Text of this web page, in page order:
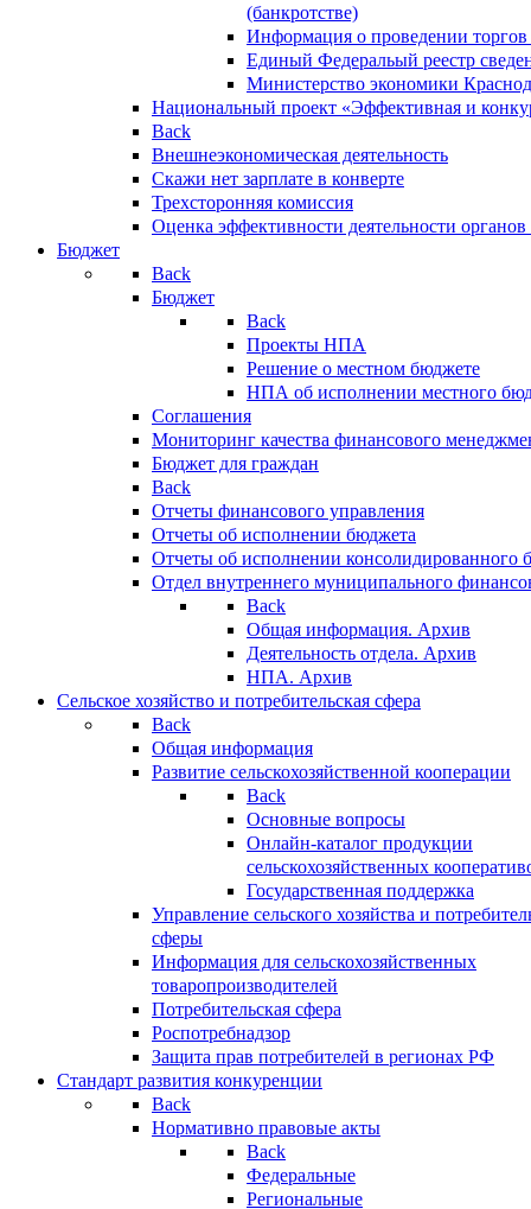
(банкротстве)
Информация о проведении
Единый Федеральый реестр
Министерство экономики
Национальный проект «Эффективная и
Back
Внешнеэкономическая деятельность
Скажи нет зарплате в конверте
Трехсторонняя комиссия
Оценка эффективности деятельности
Бюджет
Back
Бюджет
Back
Проекты НПА
Решение о местном бюджете
НПА об исполнении местного
Соглашения
Мониторинг качества финансового
Бюджет для граждан
Back
Отчеты финансового управления
Отчеты об исполнении бюджета
Отчеты об исполнении консолидированного
Отдел внутреннего муниципального
Back
Общая информация. Архив
Деятельность отдела. Архив
НПА. Архив
Сельское хозяйство и потребительская сфера
Back
Общая информация
Развитие сельскохозяйственной кооперации
Back
Основные вопросы
Онлайн-каталог продукции
сельскохозяйственных
Государственная поддержка
Управление сельского хозяйства и
сферы
Информация для сельскохозяйственных
товаропроизводителей
Потребительская сфера
Роспотребнадзор
Защита прав потребителей в регионах РФ
Стандарт развития конкуренции
Back
Нормативно правовые акты
Back
Федеральные
Региональные